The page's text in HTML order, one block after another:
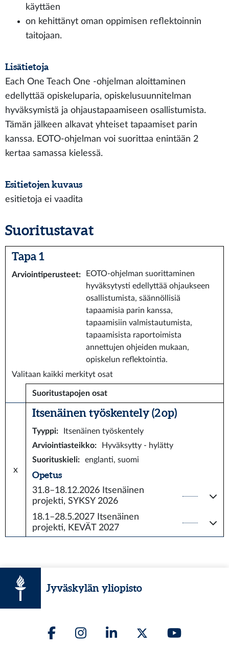
käyttäen
on kehittänyt oman oppimisen reflektoinnin
taitojaan.
Lisätietoja
Each One Teach One -ohjelman aloittaminen
edellyttää opiskeluparia, opiskelusuunnitelman
hyväksymistä ja ohjaustapaamiseen osallistumista.
Tämän jälkeen alkavat yhteiset tapaamiset parin
kanssa. EOTO-ohjelman voi suorittaa enintään 2
kertaa samassa kielessä.
Esitietojen kuvaus
esitietoja ei vaadita
Suoritustavat
Tapa 1
Arviointiperusteet:
EOTO-ohjelman suorittaminen
hyväksytysti edellyttää ohjaukseen
osallistumista, säännöllisiä
tapaamisia parin kanssa,
tapaamisiin valmistautumista,
tapaamisista raportoimista
annettujen ohjeiden mukaan,
opiskelun reflektointia.
Valitaan kaikki merkityt osat
Suoritustapojen osat
x
Itsenäinen työskentely (2 op)
Tyyppi:
Itsenäinen työskentely
Arviointiasteikko:
Hyväksytty - hylätty
Suorituskieli: englanti, suomi
Opetus
31.8–18.12.2026 Itsenäinen
projekti, SYKSY 2026
18.1–28.5.2027 Itsenäinen
projekti, KEVÄT 2027
Jyväskylän yliopisto